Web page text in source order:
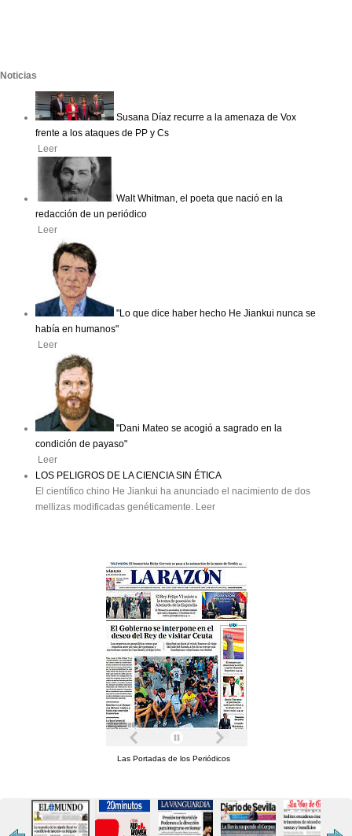
Noticias
Susana Díaz recurre a la amenaza de Vox
frente a los ataques de PP y Cs
Leer
Walt Whitman, el poeta que nació en la
redacción de un periódico
Leer
"Lo que dice haber hecho He Jiankui nunca se
había en humanos"
Leer
"Dani Mateo se acogió a sagrado en la
condición de payaso"
Leer
LOS PELIGROS DE LA CIENCIA SIN ÉTICA
El científico chino He Jiankui ha anunciado el nacimiento de dos
mellizas modificadas genéticamente. Leer
Las Portadas de los Periódicos